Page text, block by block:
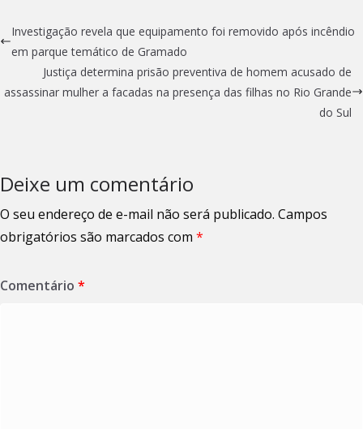
Investigação revela que equipamento foi removido após incêndio
em parque temático de Gramado
Justiça determina prisão preventiva de homem acusado de
assassinar mulher a facadas na presença das filhas no Rio Grande
do Sul
Deixe um comentário
O seu endereço de e-mail não será publicado. Campos
obrigatórios são marcados com *
Comentário *